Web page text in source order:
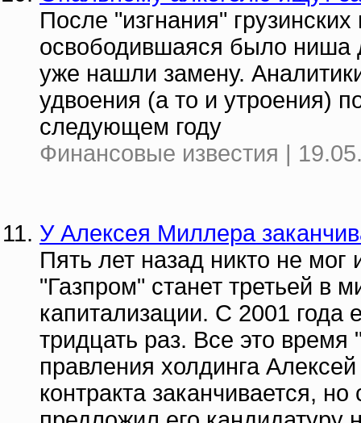
После "изгнания"
освободившаяся было ниша
уже нашли замену.
удвоения (а то и утроения)
следующем году
Финансовые известия |
У Алексея Миллера
Пять лет назад никто не мог
"Газпром" станет третьей в
капитализации. С 2001 года
тридцать раз. Все это
правления холдинга
контракта заканчивается,